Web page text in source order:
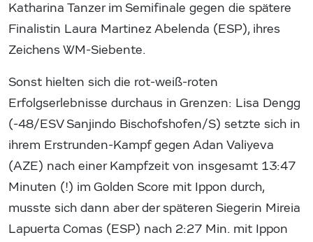
Katharina Tanzer im Semifinale gegen die spätere
Finalistin Laura Martinez Abelenda (ESP), ihres
Zeichens WM-Siebente.
Sonst hielten sich die rot-weiß-roten
Erfolgserlebnisse durchaus in Grenzen: Lisa Dengg
(-48/ESV Sanjindo Bischofshofen/S) setzte sich in
ihrem Erstrunden-Kampf gegen Adan Valiyeva
(AZE) nach einer Kampfzeit von insgesamt 13:47
Minuten (!) im Golden Score mit Ippon durch,
musste sich dann aber der späteren Siegerin Mireia
Lapuerta Comas (ESP) nach 2:27 Min. mit Ippon